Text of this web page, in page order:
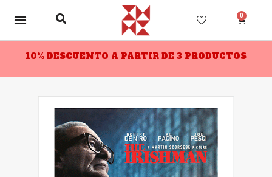
0
10% DESCUENTO A PARTIR DE 3 PRODUCTOS